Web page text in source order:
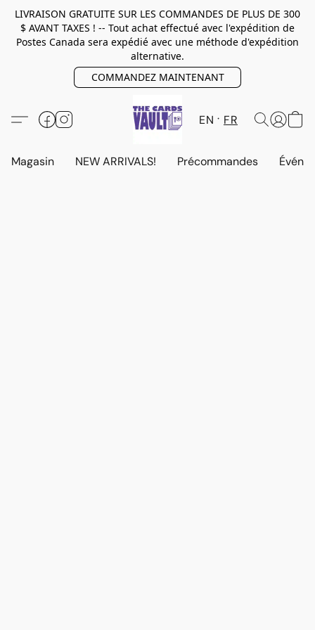
LIVRAISON GRATUITE SUR LES COMMANDES DE PLUS DE 300
$ AVANT TAXES ! -- Tout achat effectué avec l'expédition de
Postes Canada sera expédié avec une méthode d'expédition
alternative.
COMMANDEZ MAINTENANT
EN FR
Magasin NEW ARRIVALS! Précommandes